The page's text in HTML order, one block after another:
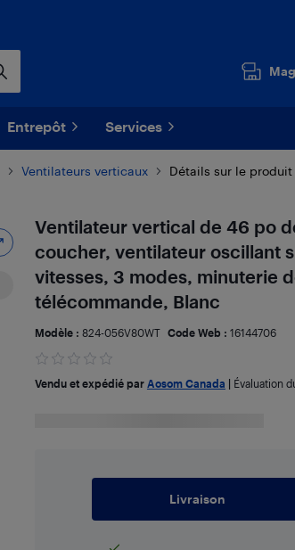
Entrepôt Services
Ventilateurs verticaux Détails sur le produit
Ventilateur vertical de 46 po
coucher, ventilateur oscillant
vitesses, 3 modes, minuterie
télécommande, Blanc
Modèle : 824-056V80WT Code Web : 16144706
Vendu et expédié par Aosom Canada Évaluation
Livraison